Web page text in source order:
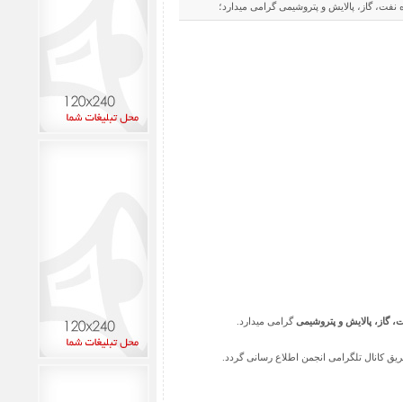
گاز، پالایش و پتروشیمی گرامی میدارد؛
گاز، پالایش و پتروشیمیگرامی میدارد.
کانال تلگرامی انجمن اطلاع رسانی گردد.